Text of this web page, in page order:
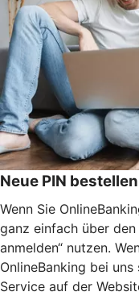
Neue PIN bestellen
Wenn Sie
ganz einfach über
anmelden“ nutzen.
OnlineBanking bei
Service auf der